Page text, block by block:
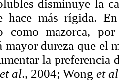
disminuye la
hace más rígida.
como mazorca,
mayor dureza que el
la
et al., 2004; Wong et al